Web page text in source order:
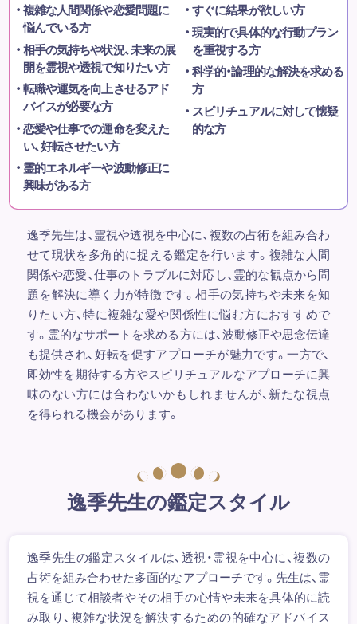
複雑な人間関係や恋愛問題に
悩んでいる方
相手の気持ちや状況、未来の展
開を霊視や透視で知りたい方
転職や運気を向上させるアド
バイスが必要な方
恋愛や仕事での運命を変えた
い、好転させたい方
霊的エネルギーや波動修正に
興味がある方
すぐに結果が欲しい方
現実的で具体的な行動プラン
を重視する方
科学的・論理的な解決を求める
方
スピリチュアルに対して懐疑
的な方
逸季先生は、霊視や透視を中心に、複数の占術を組み合わ
せて現状を多角的に捉える鑑定を行います。複雑な人間
関係や恋愛、仕事のトラブルに対応し、霊的な観点から問
題を解決に導く力が特徴です。相手の気持ちや未来を知
りたい方、特に複雑な愛や関係性に悩む方におすすめで
す。霊的なサポートを求める方には、波動修正や思念伝達
も提供され、好転を促すアプローチが魅力です。一方で、
即効性を期待する方やスピリチュアルなアプローチに興
味のない方には合わないかもしれませんが、新たな視点
を得られる機会があります。
逸季先生の鑑定スタイル
逸季先生の鑑定スタイルは、透視・霊視を中心に、複数の
占術を組み合わせた多面的なアプローチです。先生は、霊
視を通じて相談者やその相手の心情や未来を具体的に読
み取り、複雑な状況を解決するための的確なアドバイス